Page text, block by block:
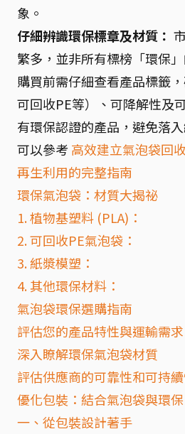
象。
仔細辨識環保標章及材質：
繁多，並非所有標榜「環保
購買前需仔細查看產品標籤
可回收PE等）、可降解性及
有環保認證的產品，避免落
可以參考 高效建立氣泡袋回
再生利用的完整指南
環保氣泡袋：材質大揭祕
1. 植物基塑料 (PLA)：
2. 可回收PE氣泡袋：
3. 紙漿模塑：
4. 其他環保材料：
氣泡袋環保選購指南
評估您的產品特性與運輸需求
深入瞭解環保氣泡袋材質
評估供應商的可靠性和可持
優化包裝：結合氣泡袋與環保
一、從包裝設計著手